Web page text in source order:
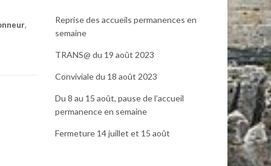
,
Reprise des accueils permanences en
semaine
TRANS@ du 19 août 2023
Conviviale du 18 août 2023
Du 8 au 15 août, pause de l’accueil
permanence en semaine
Fermeture 14 juillet et 15 août